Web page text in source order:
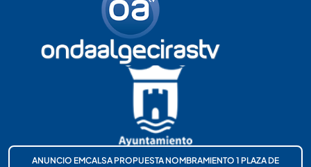
ANUNCIO EMCALSA PROPUESTA NOMBRAMIENTO 1 PLAZA DE